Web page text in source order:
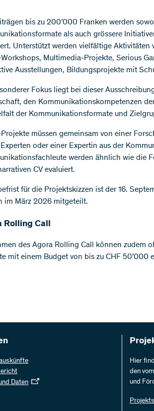
bis zu 200’000 Franken werden
als auch grössere
Unterstützt werden vielfältige Aktivitäten
Workshops, Multimedia-Projekte, Serious
Ausstellungen, Bildungsprojekte mit
Fokus liegt bei dieser
den Kommunikationskompetenzen
der Kommunikationsformate und
müssen gemeinsam von einer
oder einer Expertin aus der
werden ähnlich wie die
CV evaluiert.
für die Projektskizzen ist der 16.
im März 2026 mitgeteilt.
Rolling Call
des Agora Rolling Call können zudem
mit einem Budget von bis zu CHF 50’000
Daten
Hier
den
und